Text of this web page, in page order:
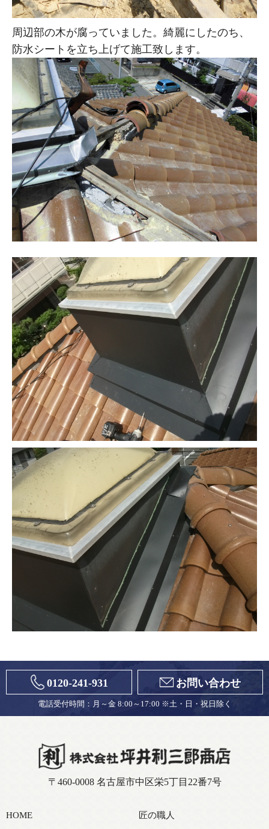
周辺部の木が腐っていました。綺麗にしたのち、
防水シートを立ち上げて施工致します。
0120-241-931 お問い合わせ
電話受付時間：月～金 8:00～17:00 ※土・日・祝日除く
〒460-0008 名古屋市中区栄5丁目22番7号
HOME 匠の職人